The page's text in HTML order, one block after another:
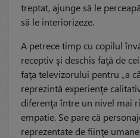
treptat, ajunge să le
să le interiorizeze.
A petrece timp cu copilul
receptiv şi deschis faţă de
faţa televizorului pentru „a
reprezintă experienţe
diferenţa între un nivel mai
empatie. Se pare că
reprezentate de fiinţe